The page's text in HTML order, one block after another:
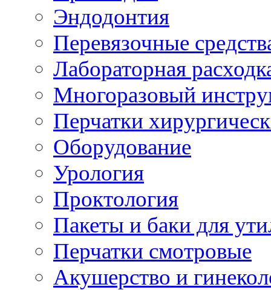
Эндодонтия
Перевязочные
Лабораторная
Многоразовый
Перчатки
Оборудование
Урология
Проктология
Пакеты и баки для
Перчатки смотровые
Акушерство и